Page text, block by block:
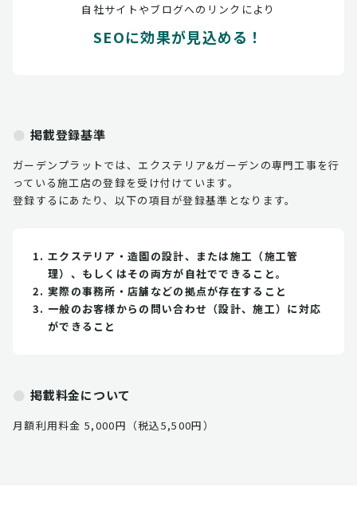
自社サイトやブログへのリンクにより
SEOに効果が見込める！
掲載登録基準
ガーデンプラットでは、エクステリア&ガーデンの専門工事を行
っている施工店の登録を受け付けています。
登録するにあたり、以下の項目が登録基準となります。
エクステリア・造園の設計、または施工（施工管
理）、もしくはその両方が自社でできること。
実際の事務所・店舗などの拠点が存在すること
一般のお客様からの問い合わせ（設計、施工）に対応
ができること
掲載料金について
月額利用料金 5,000円（税込5,500円）